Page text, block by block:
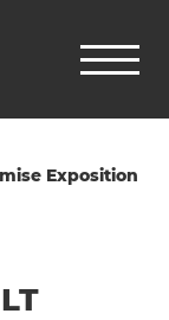
Exposition